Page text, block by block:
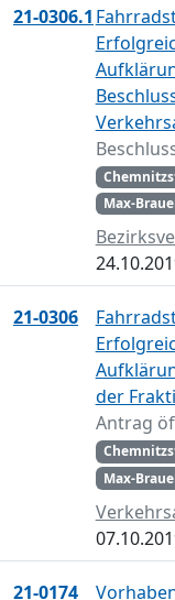
21-0306.1
Max-
21-0306
der
Antrag
Max-
21-0174